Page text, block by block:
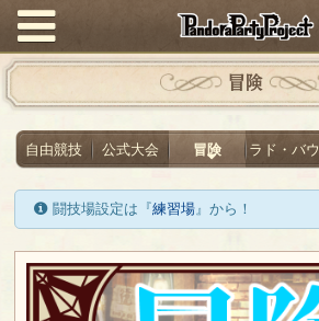
冒険
自由競技 公式大会 冒険 ラド・バウ
闘技場設定は『練習場』から！